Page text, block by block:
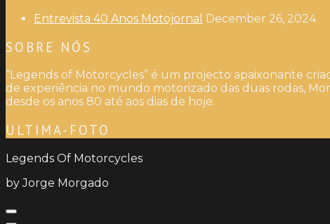
Entrevista 40 Anos Motojornal December 26, 2024
SOBRE NÓS
“Legends of Motorcycles” é um projecto apaixonante
de experiência no mundo motorizado das duas rodas,
desde os anos 80 até aos dias de hoje.
ULTIMA-FOTO
Legends Of Motorcycles
by Jorge Morgado